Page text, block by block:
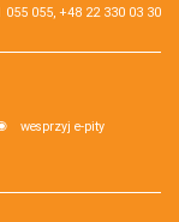
055, +48 22 330 03 30
wesprzyj e-pity